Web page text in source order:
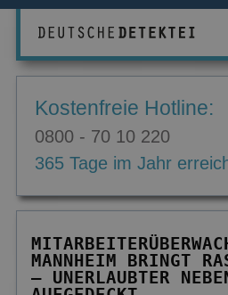
Aktuelles
Kostenfreie Hotline:
0800 - 70 10 220
365 Tage im Jahr
MANNHEIM BRINGT
– UNERLAUBTER